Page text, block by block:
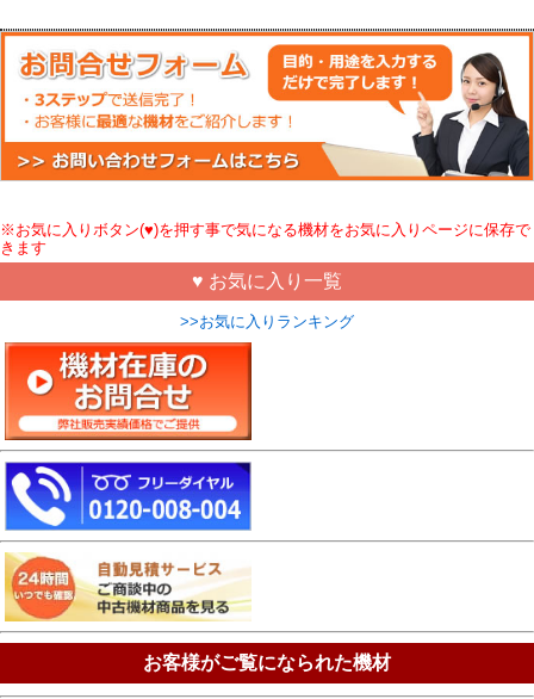
※お気に入りボタン(♥)を押す事で気になる機材をお気に入りページに保存で
きます
♥ お気に入り一覧
>>お気に入りランキング
お客様がご覧になられた機材